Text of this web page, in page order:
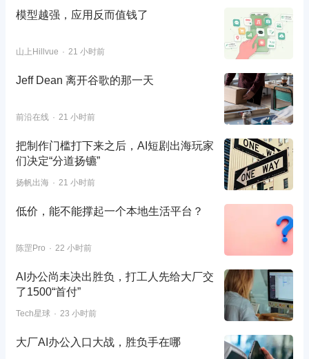
模型越强，应用反而值钱了
山上Hillvue 21 小时前
Jeff Dean 离开谷歌的那一天
前沿在线 21 小时前
把制作门槛打下来之后，AI短剧出海玩家
们决定“分道扬镳”
扬帆出海 21 小时前
低价，能不能撑起一个本地生活平台？
陈罡Pro 22 小时前
AI办公尚未决出胜负，打工人先给大厂交
了1500“首付”
Tech星球 23 小时前
大厂AI办公入口大战，胜负手在哪